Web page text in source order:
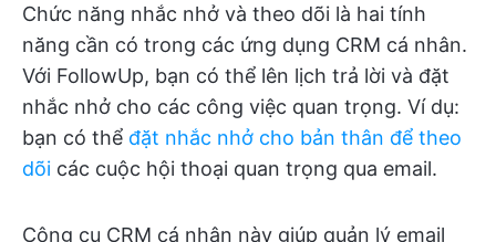
Chức năng nhắc nhở và theo dõi là hai tính
năng cần có trong các ứng dụng CRM cá nhân.
Với FollowUp, bạn có thể lên lịch trả lời và đặt
nhắc nhở cho các công việc quan trọng. Ví dụ:
bạn có thể đặt nhắc nhở cho bản thân để theo
dõi các cuộc hội thoại quan trọng qua email.
Công cụ CRM cá nhân này giúp quản lý email